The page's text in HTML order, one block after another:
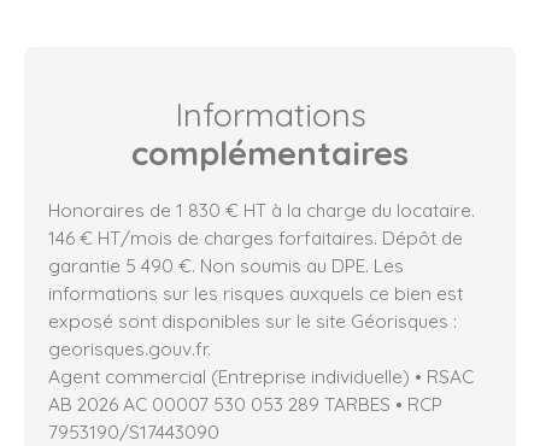
Informations
complémentaires
Honoraires de 1 830 € HT à la charge du locataire.
146 € HT/mois de charges forfaitaires. Dépôt de
garantie 5 490 €. Non soumis au DPE. Les
informations sur les risques auxquels ce bien est
exposé sont disponibles sur le site Géorisques :
georisques.gouv.fr.
Agent commercial (Entreprise individuelle) • RSAC
AB 2026 AC 00007 530 053 289 TARBES • RCP
7953190/S17443090